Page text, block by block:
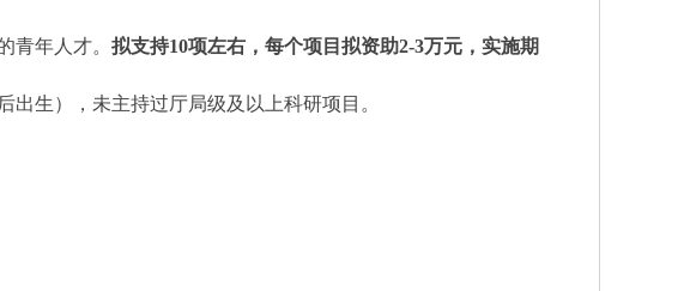
青年人才。 拟支持10项左右，每个项目拟资助2-3万元，实施期
出生），未主持过厅局级及以上科研项目。